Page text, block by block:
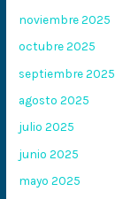
noviembre 2025
octubre 2025
septiembre 2025
agosto 2025
julio 2025
junio 2025
mayo 2025